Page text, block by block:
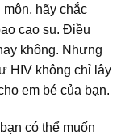
hãy chắc
cao su. Điều
không. Nhưng
HIV không chỉ lây
em bé của bạn.
có thể muốn